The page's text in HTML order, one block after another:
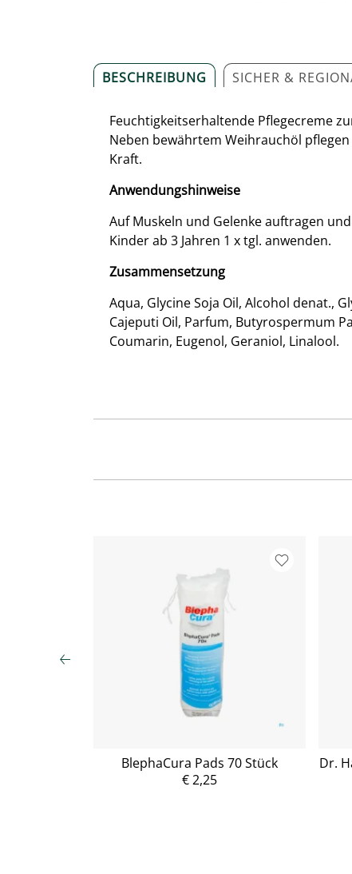
BESCHREIBUNG SICHER &
Feuchtigkeitserhaltende Pflegecreme
Neben bewährtem Weihrauchöl
Kraft.
Anwendungshinweise
Auf Muskeln und Gelenke auftragen
Kinder ab 3 Jahren 1 x tgl. anwenden.
Zusammensetzung
Aqua, Glycine Soja Oil, Alcohol denat.,
Cajeputi Oil, Parfum, Butyrospermum
Coumarin, Eugenol, Geraniol, Linalool.
BlephaCura Pads 70 Stück
€ 2,25
Dr.